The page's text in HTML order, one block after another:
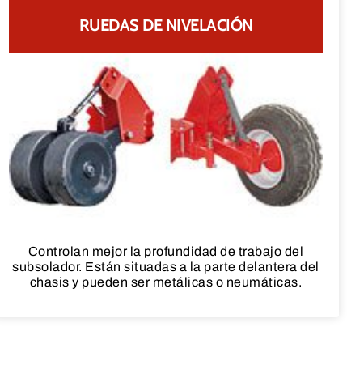
RUEDAS DE NIVELACIÓN
Controlan mejor la profundidad de trabajo del
subsolador. Están situadas a la parte delantera del
chasis y pueden ser metálicas o neumáticas.